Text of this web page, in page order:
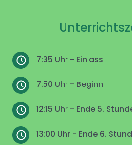
7:35 Uhr - Einlass
7:50 Uhr - Beginn
12:15 Uhr - Ende 5.
13:00 Uhr - Ende 6.